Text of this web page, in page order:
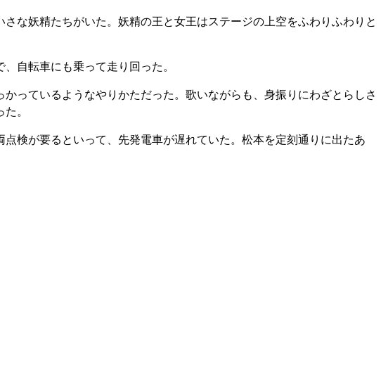
な妖精たちがいた。妖精の王と女王はステージの上空をふわりふわりと
自転車にも乗って走り回った。
っているようなやりかただった。歌いながらも、身振りにわざとらしさ
。
検が要るといって、先発電車が遅れていた。松本を定刻通りに出たあ